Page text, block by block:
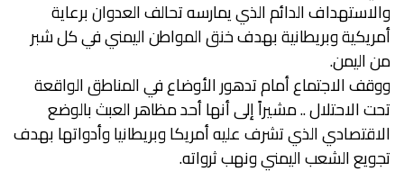
والاستهداف الدائم الذي يمارسه تحالف العدوان برعاية
أمريكية وبريطانية بهدف خنق المواطن اليمني في كل شبر
من اليمن.
ووقف الاجتماع أمام تدهور الأوضاع في المناطق الواقعة
تحت الاحتلال .. مشيراً إلى أنها أحد مظاهر العبث بالوضع
الاقتصادي الذي تشرف عليه أمريكا وبريطانيا وأدواتها بهدف
تجويع الشعب اليمني ونهب ثرواته.